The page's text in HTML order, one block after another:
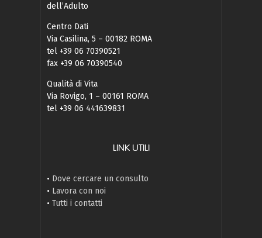
dell’Adulto
Centro Dati
Via Casilina, 5 – 00182 ROMA
tel +39 06 70390521
fax +39 06 70390540
Qualità di Vita
Via Rovigo, 1 – 00161 ROMA
tel +39 06 441639831
LINK UTILI
• Dove cercare un consulto
• Lavora con noi
• Tutti i contatti